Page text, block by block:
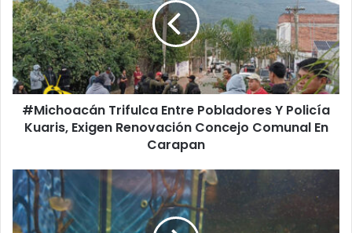
Pobladores
Y
Policía
Kuaris,
Exigen
Renovación
Concejo
Comunal
#Michoacán Trifulca Entre Pobladores Y Policía
Kuaris, Exigen Renovación Concejo Comunal En
Carapan
Zoo
De
Morelia
Presenta